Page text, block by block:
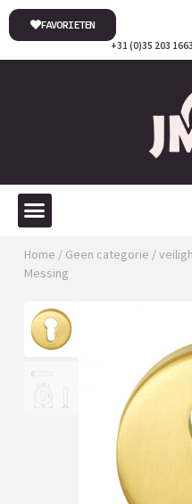
+31 (0)35 203 1663
FAVORIETEN
Home / Geen categorie /
Messing